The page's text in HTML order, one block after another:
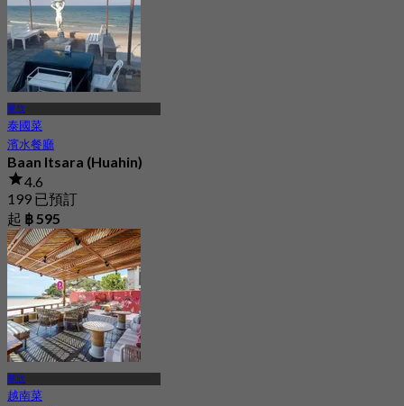
華欣
泰國菜
濱水餐廳
Baan Itsara (Huahin)
4.6
199 已預訂
起 ฿ 595
華欣
越南菜